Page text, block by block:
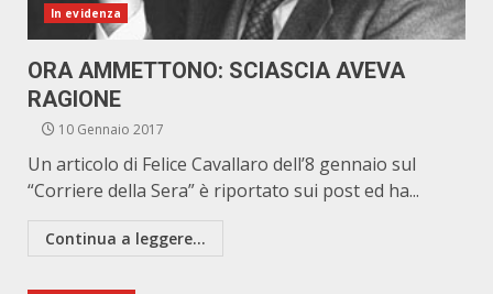
In evidenza
ORA AMMETTONO: SCIASCIA AVEVA
RAGIONE
10 Gennaio 2017
Un articolo di Felice Cavallaro dell’8 gennaio sul
“Corriere della Sera” è riportato sui post ed ha...
Continua a leggere...